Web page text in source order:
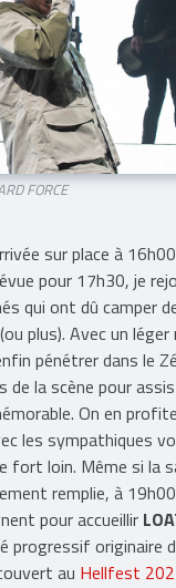
FORCE
sur place à
pour 17h30, je
qui ont dû camper
plus). Avec un léger
pénétrer dans le
de la scène pour
On en
les sympathiques
fort loin. Même si la
remplie, à
pour accueillir
progressif originaire
au Hellfest